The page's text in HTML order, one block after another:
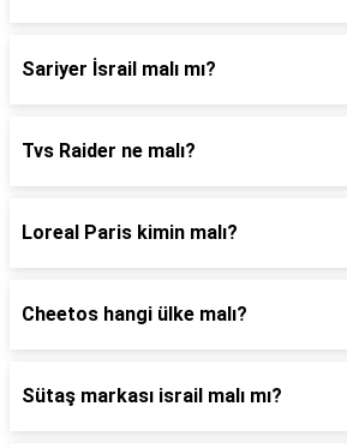
Sariyer İsrail malı mı?
Tvs Raider ne malı?
Loreal Paris kimin malı?
Cheetos hangi ülke malı?
Sütaş markası israil malı mı?